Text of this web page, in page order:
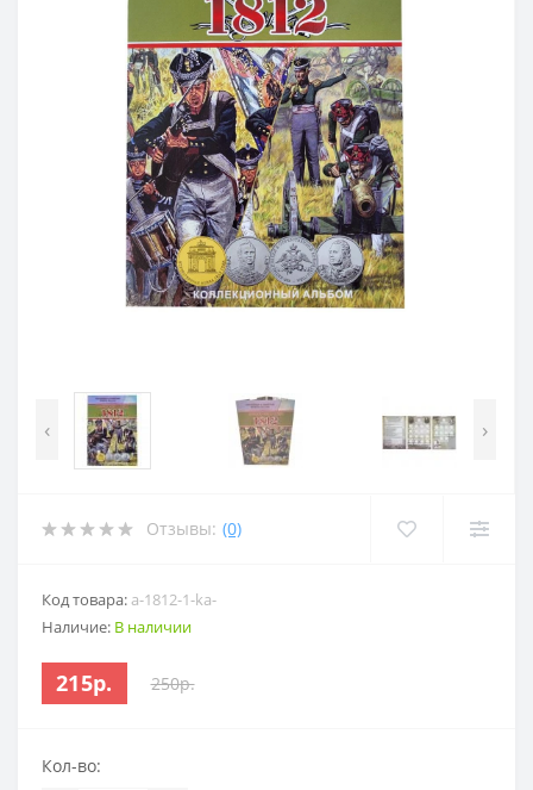
‹ ›
Отзывы: (0)
Код товара: a-1812-1-ka-
Наличие: В наличии
215р. 250р.
Кол-во: